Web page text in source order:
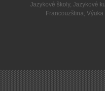
Jazykové školy, Jazykové
Francouzština,Výuka